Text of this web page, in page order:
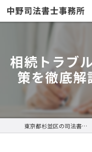
相続トラブ
策を徹底
東京都杉並区の司法書士なら中野司法書士事務所